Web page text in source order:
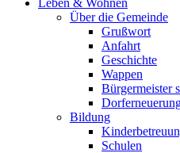
Leben & Wohnen
Über die Gemeinde
Grußwort
Anfahrt
Geschichte
Wappen
Bürgermeister
Bildung
Schulen